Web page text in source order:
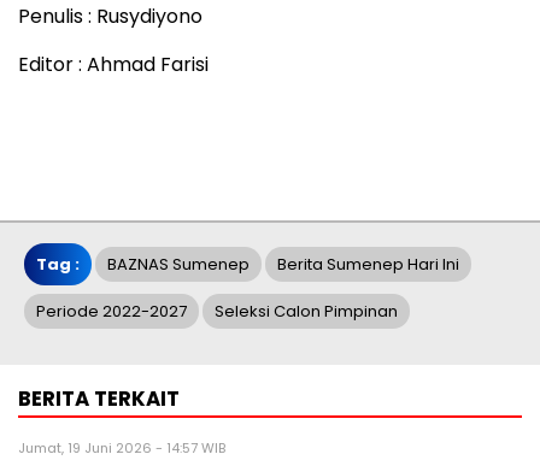
Penulis : Rusydiyono
Editor : Ahmad Farisi
Tag : BAZNAS Sumenep Berita Sumenep Hari Ini
Periode 2022-2027 Seleksi Calon Pimpinan
BERITA TERKAIT
Jumat, 19 Juni 2026 - 14:57 WIB